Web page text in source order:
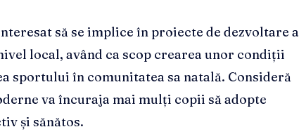
să se implice în proiecte de dezvoltare a
local, având ca scop crearea unor condiții
sportului în comunitatea sa natală. Consideră
va încuraja mai mulți copii să adopte
și sănătos.